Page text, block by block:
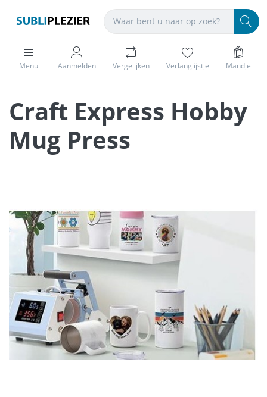
Menu Aanmelden Vergelijken Verlanglijstje Mandje
Craft Express Hobby
Mug Press